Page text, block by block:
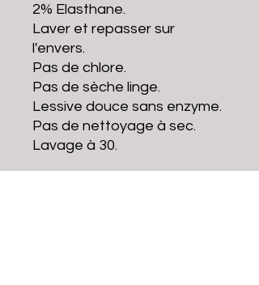
2% Elasthane.
Laver et repasser sur
l'envers.
Pas de chlore.
Pas de sèche linge.
Lessive douce sans enzyme.
Pas de nettoyage à sec.
Lavage à 30.